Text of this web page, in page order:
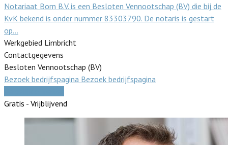
Notariaat Born B.V. is een Besloten Vennootschap (BV) die bij de
KvK bekend is onder nummer 83303790. De notaris is gestart
op…
Werkgebied Limbricht
Contactgegevens
Besloten Vennootschap (BV)
Bezoek bedrijfspagina Bezoek bedrijfspagina
Gratis - Vrijblijvend